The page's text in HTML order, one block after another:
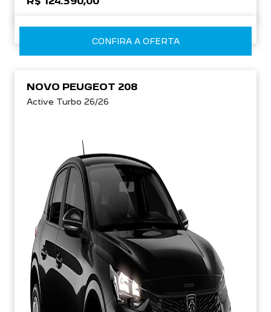
CONFIRA A OFERTA
NOVO PEUGEOT 208
Active Turbo 26/26